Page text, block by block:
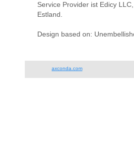
Service Provider ist Edicy
Estland.
Design based on:
axconda.com